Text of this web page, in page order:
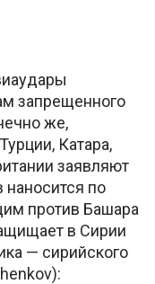
запрещенного
же,
Катара,
заявляют
наносится по
против Башара
в Сирии
— сирийского